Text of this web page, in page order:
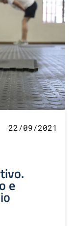
22/09/2021
e